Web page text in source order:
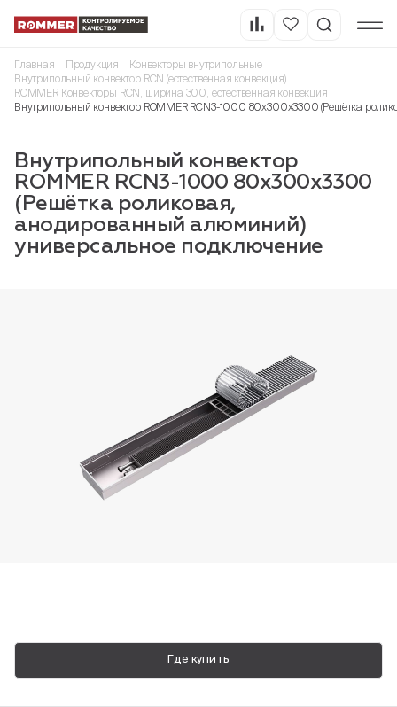
Пн-Пт, 9:00—18:00
Главная Продукция
Конвекторы внутрипольные
Внутрипольный конвектор RCN (естественная конвекция)
ROMMER Конвекторы RCN, ширина 300, естественная конвекция
Внутрипольный конвектор ROMMER RCN3-1000 80х300х3300 (Решётка
Внутрипольный конвектор
ROMMER RCN3-1000 80х300х3300
(Решётка роликовая,
анодированный алюминий)
универсальное подключение
Где купить